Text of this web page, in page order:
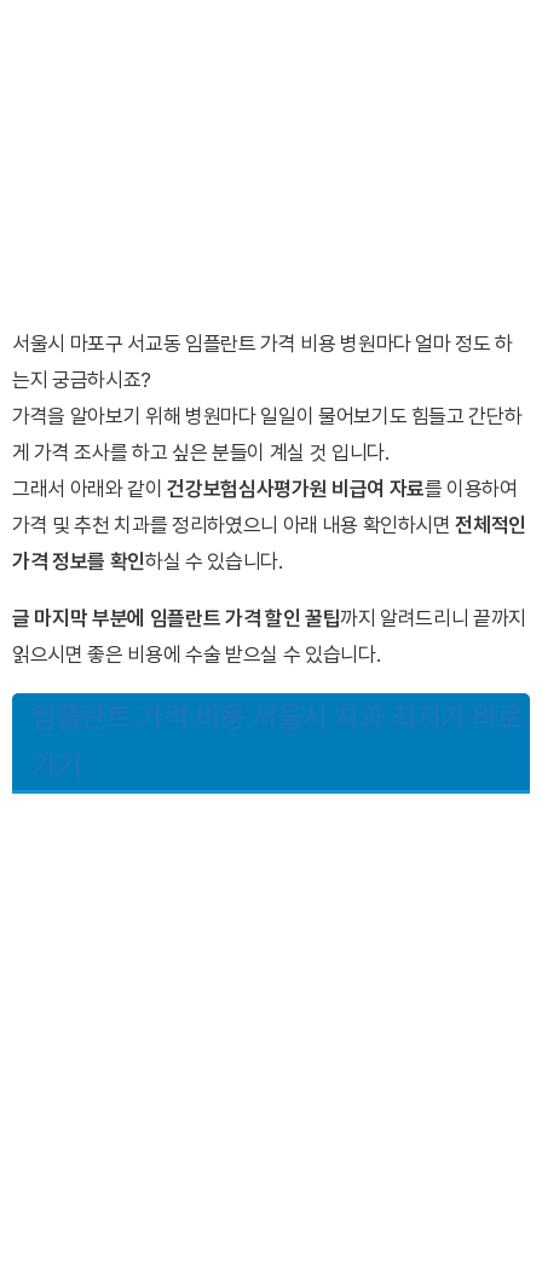
서울시 마포구 서교동 임플란트 가격 비용 병원마다 얼마 정도 하
는지 궁금하시죠?
가격을 알아보기 위해 병원마다 일일이 물어보기도 힘들고 간단하
게 가격 조사를 하고 싶은 분들이 계실 것 입니다.
그래서 아래와 같이건강보험심사평가원 비급여 자료를 이용하여
가격 및 추천 치과를 정리하였으니 아래 내용 확인하시면 전체적인
가격 정보를 확인하실 수 있습니다.
글 마지막 부분에 임플란트 가격 할인 꿀팁까지 알려드리니 끝까지
읽으시면 좋은 비용에 수술 받으실 수 있습니다.
임플란트 가격 비용 서울시 치과 최저가 바로
가기